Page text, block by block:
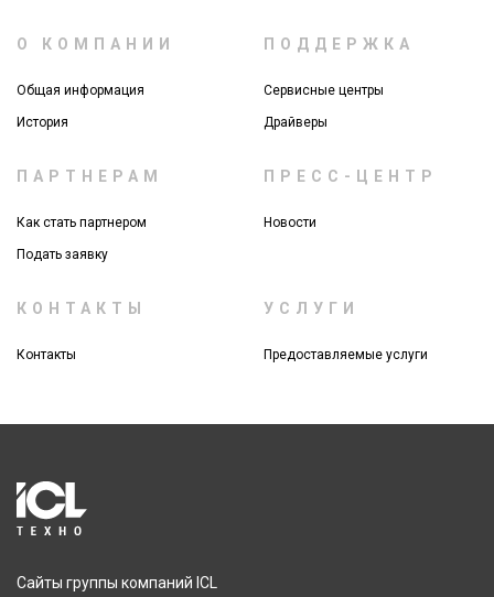
О КОМПАНИИ
Общая информация
История
ПОДДЕРЖКА
Сервисные центры
Драйверы
ПАРТНЕРАМ
Как стать партнером
Подать заявку
ПРЕСС-ЦЕНТР
Новости
КОНТАКТЫ
Контакты
УСЛУГИ
Предоставляемые услуги
Сайты группы компаний ICL